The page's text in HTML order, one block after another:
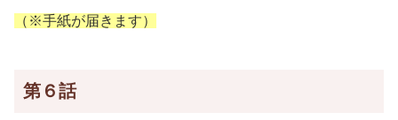
（※手紙が届きます）
第６話